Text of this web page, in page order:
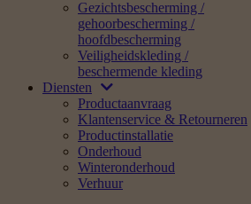
Gezichtsbescherming /
gehoorbescherming /
hoofdbescherming
Veiligheidskleding /
beschermende kleding
Diensten
Productaanvraag
Klantenservice & Retourneren
Productinstallatie
Onderhoud
Winteronderhoud
Verhuur